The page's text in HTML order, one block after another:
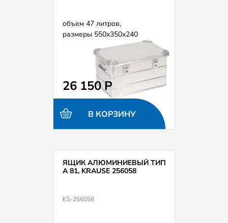
объем 47 литров,
размеры 550х350х240
26 150 Р
В КОРЗИНУ
ЯЩИК АЛЮМИНИЕВЫЙ ТИП
А 81, KRAUSE 256058
KS-256058